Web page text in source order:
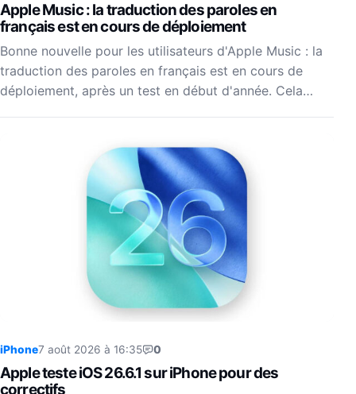
Apple Music : la traduction des paroles en
français est en cours de déploiement
Bonne nouvelle pour les utilisateurs d'Apple Music : la
traduction des paroles en français est en cours de
déploiement, après un test en début d'année. Cela…
iPhone7 août 2026 à 16:35 0
Apple teste iOS 26.6.1 sur iPhone pour des
correctifs